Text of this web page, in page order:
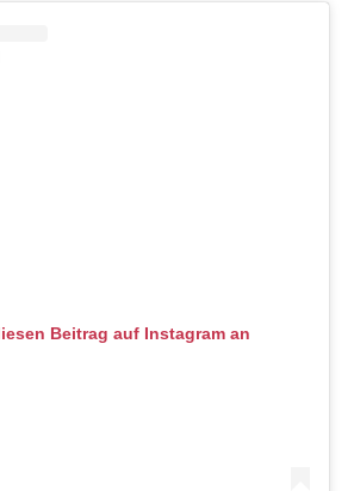
Beitrag auf Instagram an